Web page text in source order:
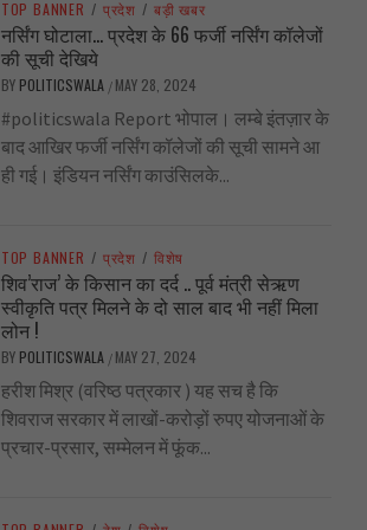
TOP BANNER / प्रदेश / बड़ी खबर
नर्सिंग घोटाला… प्रदेश के 66 फर्जी नर्सिंग कॉलेजों
की सूची देखिये
BY POLITICSWALA / MAY 28, 2024
#politicswala Report भोपाल। लम्बे इंतज़ार के
बाद आखिर फर्जी नर्सिंग कॉलेजों की सूची सामने आ
ही गई। इंडियन नर्सिंग काउंसिलके...
TOP BANNER / प्रदेश / विशेष
शिव’राज’ के किसान का दर्द .. पूर्व मंत्री सेऋण
स्वीकृति पत्र मिलने के दो साल बाद भी नहीं मिला
लोन !
BY POLITICSWALA / MAY 27, 2024
हरीश मिश्र (वरिष्ठ पत्रकार ) यह सच है कि
शिवराज सरकार में लाखों-करोड़ों रुपए योजनाओं के
प्रचार-प्रसार, सम्मेलन में फूंक...